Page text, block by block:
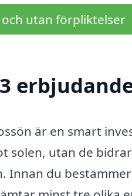
utan förpliktelser
är en smart
solen, utan de
Innan du